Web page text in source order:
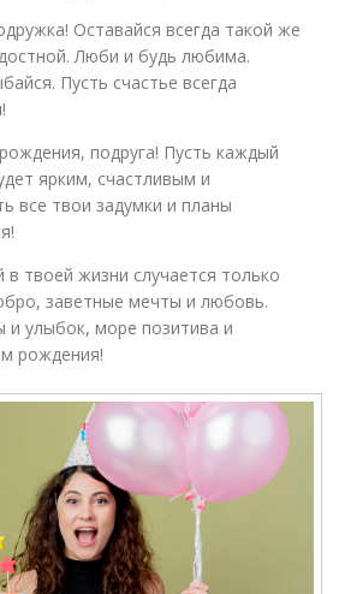
Оставайся всегда такой же
Люби и будь любима.
Пусть счастье всегда
подруга! Пусть каждый
ярким, счастливым и
все твои задумки и планы
твоей жизни случается только
заветные мечты и любовь.
и улыбок, море позитива и
рождения!